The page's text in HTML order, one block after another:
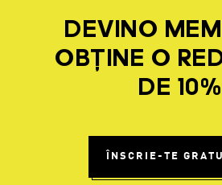
DEVINO
OBȚINE O
DE 10%
ÎNSCRIE-TE